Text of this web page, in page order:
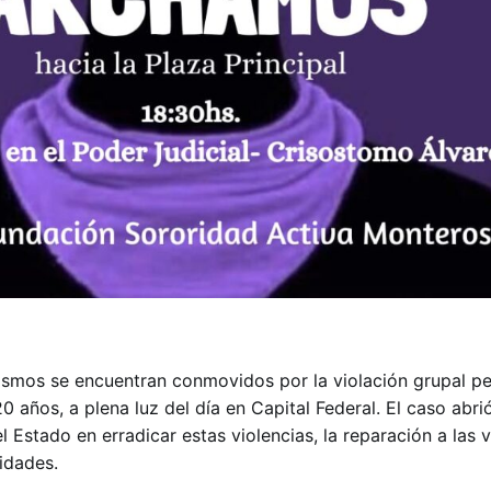
se encuentran conmovidos por la violación grupal
años, a plena luz del día en Capital Federal. El caso
Estado en erradicar estas violencias, la reparación a las